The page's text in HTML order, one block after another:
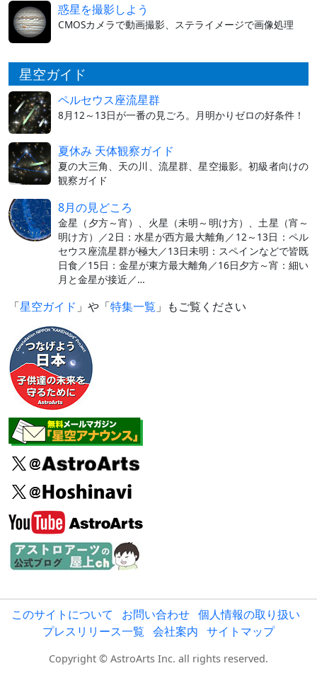
惑星を撮影しよう
CMOSカメラで動画撮影、ステライメージで画像処理
星空ガイド
ペルセウス座流星群
8月12～13日が一番の見ごろ。月明かりゼロの好条件！
夏休み 天体観察ガイド
夏の大三角、天の川、流星群、星空撮影。初級者向けの
観察ガイド
8月の見どころ
金星（夕方～宵）、火星（未明～明け方）、土星（宵～
明け方）／2日：水星が西方最大離角／12～13日：ペル
セウス座流星群が極大／13日未明：スペインなどで皆既
日食／15日：金星が東方最大離角／16日夕方～宵：細い
月と金星が接近／…
「星空ガイド 」や「特集一覧 」もご覧ください
このサイトについて お問い合わせ 個人情報の取り扱い
プレスリリース一覧 会社案内 サイトマップ
Copyright © AstroArts Inc. all rights reserved.